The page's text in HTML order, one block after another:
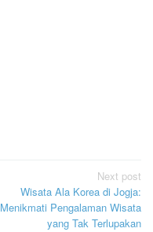
Next post
Wisata Ala Korea di Jogja:
Menikmati Pengalaman Wisata
yang Tak Terlupakan